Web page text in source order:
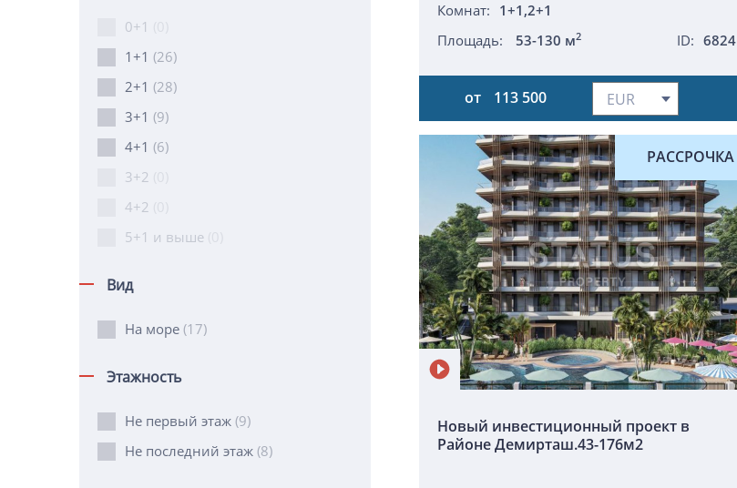
0+1
1+1 (26)
2+1 (28)
3+1 (9)
4+1 (6)
3+2
4+2
5+1 и выше
Вид
На море (17)
Этажность
Не первый этаж (9)
Не последний этаж (8)
Комнат: 1+1,2+1
Площадь:
53-130 м2 ID: 6824
от 113 500
РАССРОЧКА
Новый инвестиционный проект в
Районе Демирташ.43-176м2